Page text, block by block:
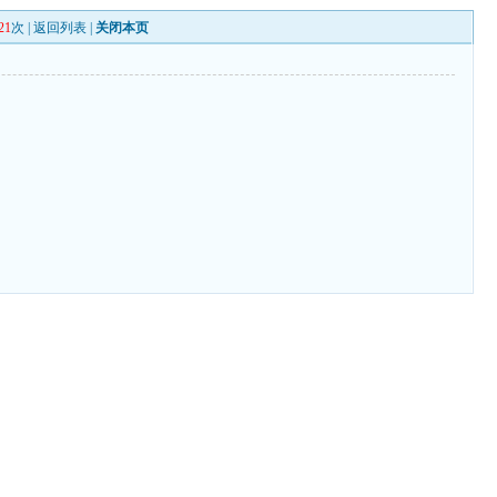
次 |返回列表 关闭本页